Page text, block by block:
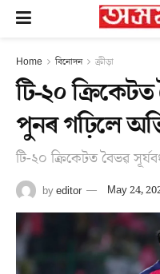
Home বিনোদন ক্ৰীড়া
টি-২০
পুনৰ গঢ়িলে
টি-২০ ক্ৰিকেটত বৈভৱ
byeditor May 24,